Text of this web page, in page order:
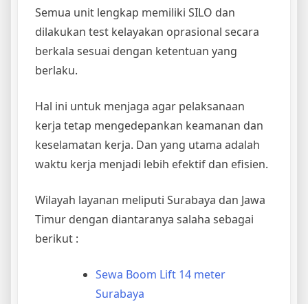
Semua unit lengkap memiliki SILO dan
dilakukan test kelayakan oprasional secara
berkala sesuai dengan ketentuan yang
berlaku.
Hal ini untuk menjaga agar pelaksanaan
kerja tetap mengedepankan keamanan dan
keselamatan kerja. Dan yang utama adalah
waktu kerja menjadi lebih efektif dan efisien.
Wilayah layanan meliputi Surabaya dan Jawa
Timur dengan diantaranya salaha sebagai
berikut :
Sewa Boom Lift 14 meter
Surabaya